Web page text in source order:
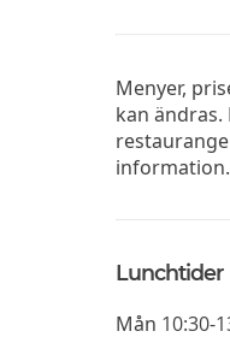
Menyer,
kan ändras.
information.
Lunchtider
Mån 10:30-